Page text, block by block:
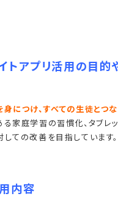
トアプリ活用の目的
につけ、すべての生徒とつ
家庭学習の習慣化、タブレ
ての改善を目指しています。
内容